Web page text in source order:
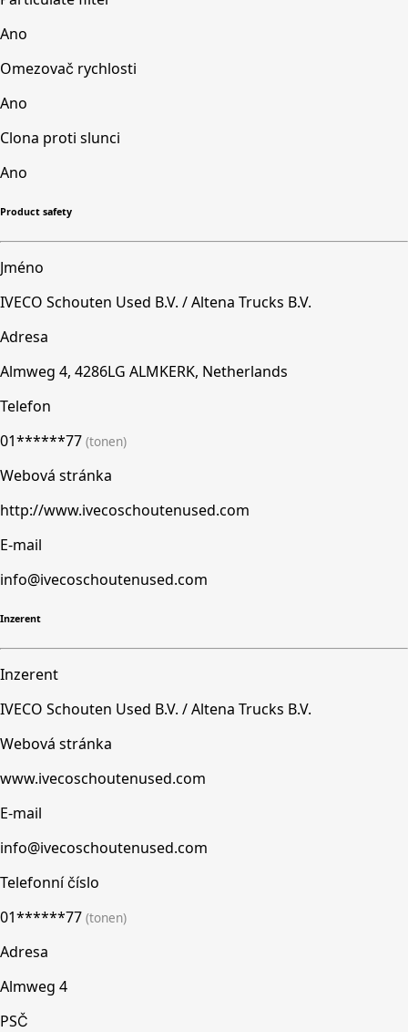
Ano
Omezovač rychlosti
Ano
Clona proti slunci
Ano
Product safety
Jméno
IVECO Schouten Used B.V. / Altena Trucks B.V.
Adresa
Almweg 4, 4286LG ALMKERK, Netherlands
Telefon
01******77 (tonen)
Webová stránka
http://www.ivecoschoutenused.com
E-mail
info@ivecoschoutenused.com
Inzerent
Inzerent
IVECO Schouten Used B.V. / Altena Trucks B.V.
Webová stránka
www.ivecoschoutenused.com
E-mail
info@ivecoschoutenused.com
Telefonní číslo
01******77 (tonen)
Adresa
Almweg 4
PSČ